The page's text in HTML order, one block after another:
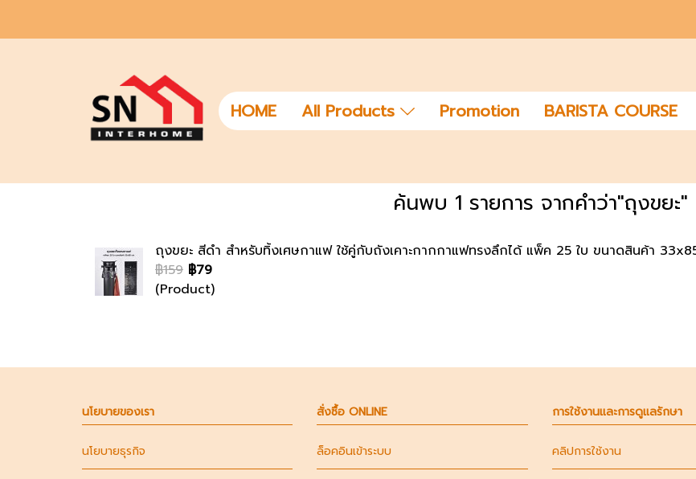
HOME All Products Promotion BARISTA COURSE
ค้นพบ 1 รายการ จากคำว่า"ถุงขยะ"
ถุงขยะ สีดำ สำหรับทิ้งเศษกาแฟ ใช้คู่กับถังเคาะกากกาแฟทรงลึกได้ แพ็ค 25 ใบ ขนาดสินค้า
฿159 ฿79
(Product)
นโยบายของเรา
นโยบายธุรกิจ
สั่งซื้อ ONLINE
ล็อคอินเข้าระบบ
การใช้งานและการดูแลรักษา
คลิปการใช้งาน